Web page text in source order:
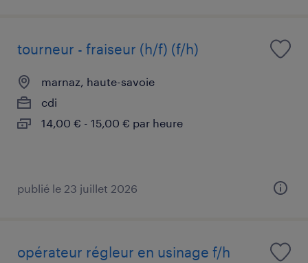
tourneur - fraiseur (h/f) (f/h)
marnaz, haute-savoie
cdi
14,00 € - 15,00 € par heure
publié le 23 juillet 2026
opérateur régleur en usinage f/h